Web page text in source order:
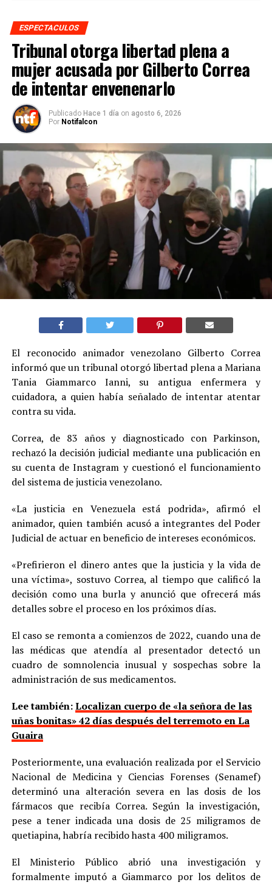
ESPECTACULOS
Tribunal otorga libertad plena a
mujer acusada por Gilberto Correa
de intentar envenenarlo
Publicado Hace 1 día on agosto 6, 2026
Por Notifalcon
El reconocido animador venezolano Gilberto Correa
informó que un tribunal otorgó libertad plena a Mariana
Tania Giammarco Ianni, su antigua enfermera y
cuidadora, a quien había señalado de intentar atentar
contra su vida.
Correa, de 83 años y diagnosticado con Parkinson,
rechazó la decisión judicial mediante una publicación en
su cuenta de Instagram y cuestionó el funcionamiento
del sistema de justicia venezolano.
«La justicia en Venezuela está podrida», afirmó el
animador, quien también acusó a integrantes del Poder
Judicial de actuar en beneficio de intereses económicos.
«Prefirieron el dinero antes que la justicia y la vida de
una víctima», sostuvo Correa, al tiempo que calificó la
decisión como una burla y anunció que ofrecerá más
detalles sobre el proceso en los próximos días.
El caso se remonta a comienzos de 2022, cuando una de
las médicas que atendía al presentador detectó un
cuadro de somnolencia inusual y sospechas sobre la
administración de sus medicamentos.
Lee también:Localizan cuerpo de «la señora de las
uñas bonitas» 42 días después del terremoto en La
Guaira
Posteriormente, una evaluación realizada por el Servicio
Nacional de Medicina y Ciencias Forenses (Senamef)
determinó una alteración severa en las dosis de los
fármacos que recibía Correa. Según la investigación,
pese a tener indicada una dosis de 25 miligramos de
quetiapina, habría recibido hasta 400 miligramos.
El Ministerio Público abrió una investigación y
formalmente imputó a Giammarco por los delitos de